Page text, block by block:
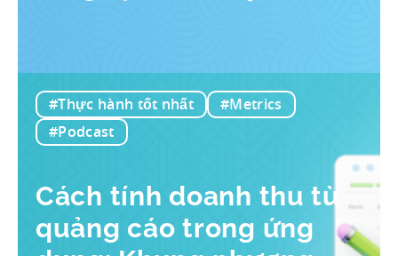
#Thực hành tốt nhất
#Metrics
#Podcast
Cách tính doanh thu từ
quảng cáo trong ứng